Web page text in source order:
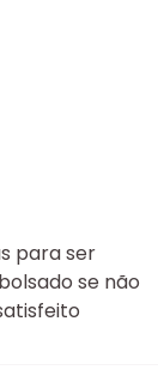
para ser
se não